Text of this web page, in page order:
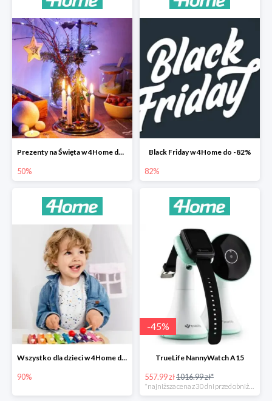
Prezenty na Święta w 4Home do -50%
50%
Black Friday w 4Home do -82%
82%
Wszystko dla dzieci w 4Home do -90%
90%
-45%
TrueLife NannyWatch A15
557.99 zł1016.99 zł*